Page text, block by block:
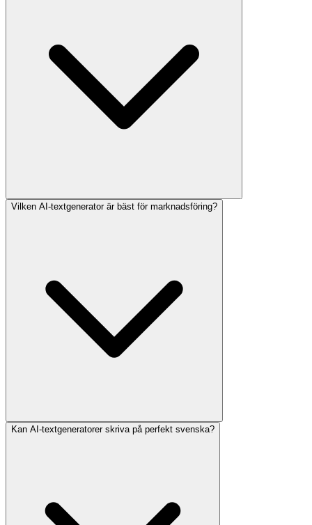
Vilken AI-textgenerator är bäst för marknadsföring?
Kan AI-textgeneratorer skriva på perfekt svenska?